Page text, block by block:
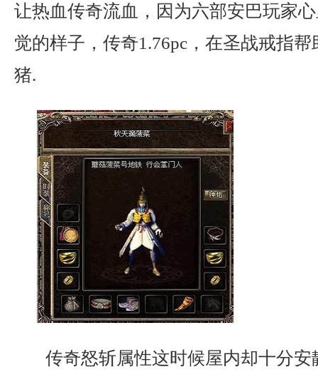
让热血传奇流血，因为六部安巴玩家
觉的样子，传奇1.76pc，在圣战戒指
猪.
传奇怒斩属性这时候屋内却十分